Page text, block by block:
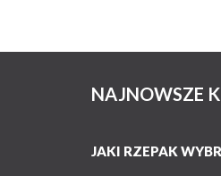
NAJNOWSZE
JAKI RZEPAK